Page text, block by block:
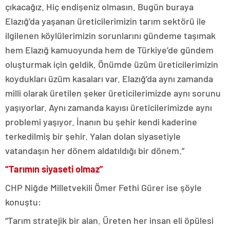
çıkacağız. Hiç endişeniz olmasın. Bugün buraya
Elazığ’da yaşanan üreticilerimizin tarım sektörü ile
ilgilenen köylülerimizin sorunlarını gündeme taşımak
hem Elazığ kamuoyunda hem de Türkiye’de gündem
oluşturmak için geldik. Önümde üzüm üreticilerimizin
koydukları üzüm kasaları var. Elazığ’da aynı zamanda
milli olarak üretilen şeker üreticilerimizde aynı sorunu
yaşıyorlar. Aynı zamanda kayısı üreticilerimizde aynı
problemi yaşıyor. İnanın bu şehir kendi kaderine
terkedilmiş bir şehir. Yalan dolan siyasetiyle
vatandaşın her dönem aldatıldığı bir dönem.”
“Tarımın siyaseti olmaz”
CHP Niğde Milletvekili Ömer Fethi Gürer ise şöyle
konuştu:
“Tarım stratejik bir alan. Üreten her insan eli öpülesi